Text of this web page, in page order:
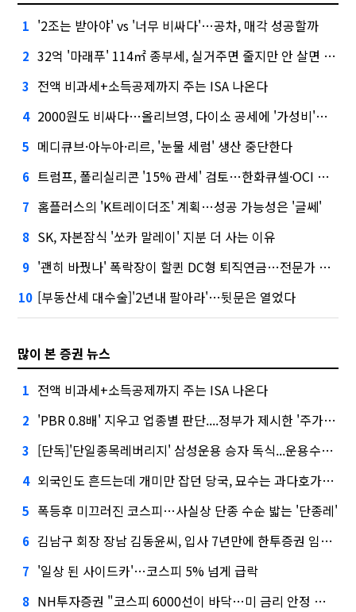
1 '2조는 받아야' vs '너무 비싸다'…공차, 매각 성공할까
2 32억 '마래푸' 114㎡ 종부세, 실거주면 줄지만 안 살면 2.5배
3 전액 비과세+소득공제까지 주는 ISA 나온다
4 2000원도 비싸다…올리브영, 다이소 공세에 '가성비'로 맞불
5 메디큐브·아누아·리르, '눈물 세럼' 생산 중단한다
6 트럼프, 폴리실리콘 '15% 관세' 검토…한화큐셀·OCI 영향은?
7 홈플러스의 'K트레이더조' 계획…성공 가능성은 '글쎄'
8 SK, 자본잠식 '쏘카 말레이' 지분 더 사는 이유
9 '괜히 바꿨나' 폭락장이 할퀸 DC형 퇴직연금…전문가 조언은
10 [부동산세 대수술]'2년내 팔아라'…뒷문은 열었다
많이 본 증권 뉴스
1 전액 비과세+소득공제까지 주는 ISA 나온다
2 'PBR 0.8배' 지우고 업종별 판단....정부가 제시한 '주가 누르기' 방지법
3 [단독]'단일종목레버리지' 삼성운용 승자 독식...운용수익 미래에셋의 6배
4 외국인도 흔드는데 개미만 잡던 당국, 묘수는 과다호가부담금?
5 폭등후 미끄러진 코스피…사실상 단종 수순 밟는 '단종레'
6 김남구 회장 장남 김동윤씨, 입사 7년만에 한투증권 임원 승진
7 '일상 된 사이드카'…코스피 5% 넘게 급락
8 NH투자증권 "코스피 6000선이 바닥…미 금리 안정 후 추가 회복"